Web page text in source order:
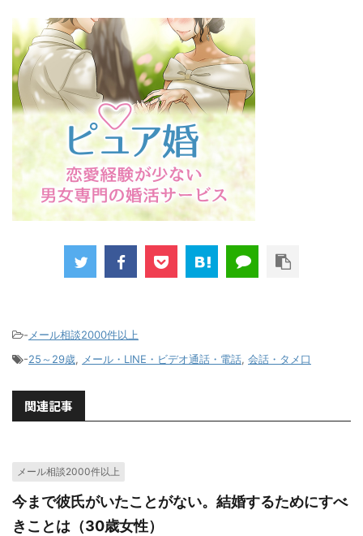
- メール相談2000件以上
-25～29歳, メール・LINE・ビデオ通話・電話, 会話・タメ口
関連記事
メール相談2000件以上
今まで彼氏がいたことがない。結婚するためにすべ
きことは（30歳女性）